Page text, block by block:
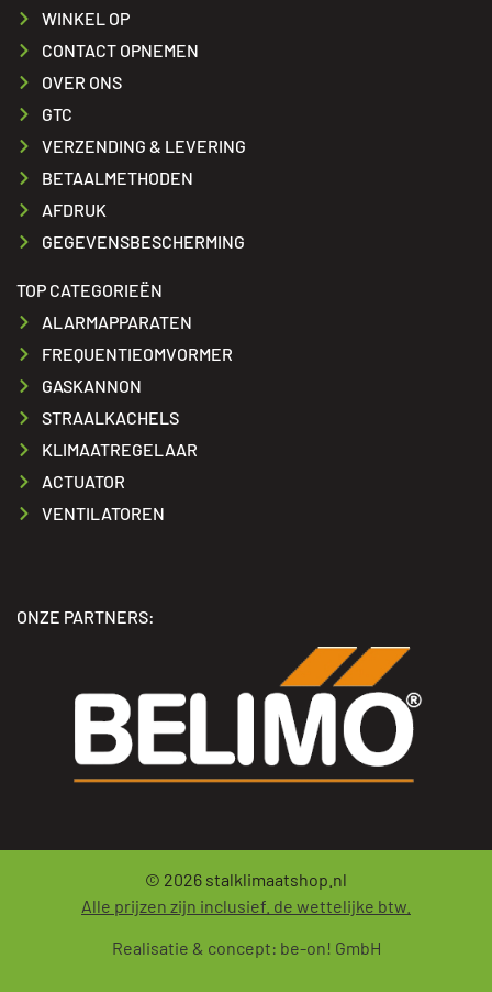
WINKEL OP
CONTACT OPNEMEN
OVER ONS
GTC
VERZENDING & LEVERING
BETAALMETHODEN
AFDRUK
GEGEVENSBESCHERMING
TOP CATEGORIEËN
ALARMAPPARATEN
FREQUENTIEOMVORMER
GASKANNON
STRAALKACHELS
KLIMAATREGELAAR
ACTUATOR
VENTILATOREN
ONZE PARTNERS:
© 2026 stalklimaatshop.nl
Alle prijzen zijn inclusief. de wettelijke btw.
Realisatie & concept: be-on! GmbH